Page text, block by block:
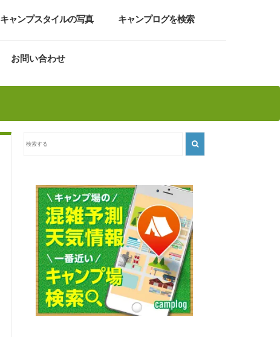
キャンプスタイルの写真 キャンプログを検索
お問い合わせ